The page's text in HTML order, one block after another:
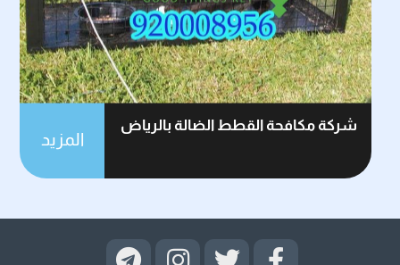
شركة مكافحة القطط الضالة بالرياض
المزيد